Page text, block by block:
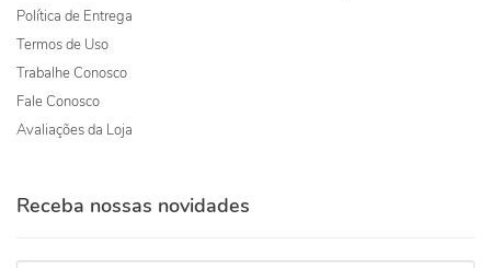
Política de Entrega
Termos de Uso
Trabalhe Conosco
Fale Conosco
Avaliações da Loja
Receba nossas novidades